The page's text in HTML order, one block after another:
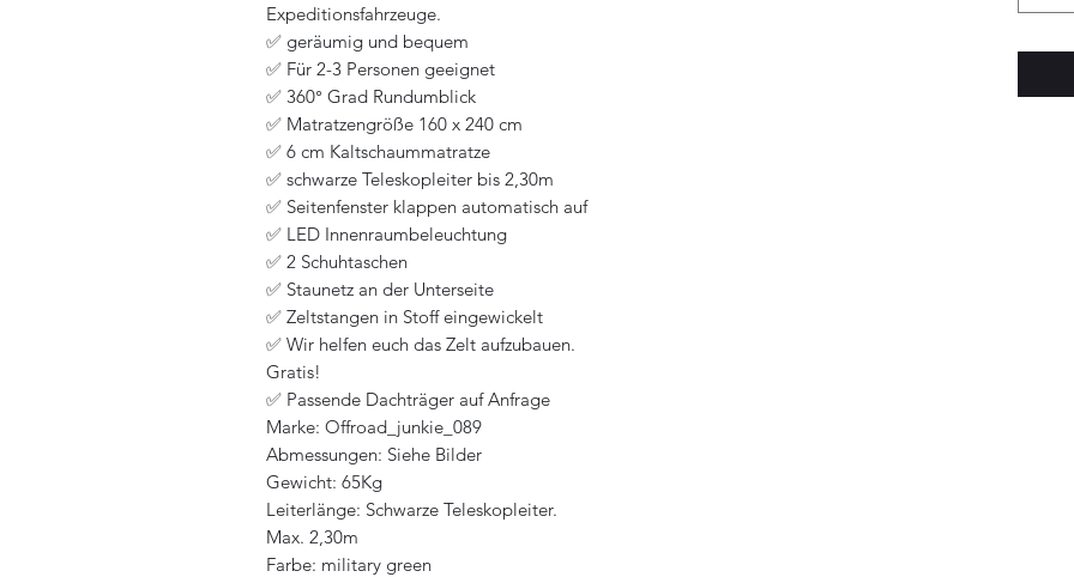
Expeditionsfahrzeuge.
✅ geräumig und bequem
✅ Für 2-3 Personen geeignet
✅ 360° Grad Rundumblick
✅ Matratzengröße 160 x 240 cm
✅ 6 cm Kaltschaummatratze
✅ schwarze Teleskopleiter bis 2,30m
✅ Seitenfenster klappen automatisch auf
✅ LED Innenraumbeleuchtung
✅ 2 Schuhtaschen
✅ Staunetz an der Unterseite
✅️ Zeltstangen in Stoff eingewickelt
✅ Wir helfen euch das Zelt aufzubauen.
Gratis!
✅ Passende Dachträger auf Anfrage
Marke: Offroad_junkie_089
Abmessungen: Siehe Bilder
Gewicht: 65Kg
Leiterlänge: Schwarze Teleskopleiter.
Max. 2,30m
Farbe: military green